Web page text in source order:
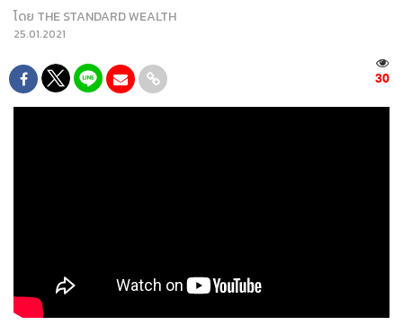
โดย THE STANDARD WEALTH
25.01.2021
30